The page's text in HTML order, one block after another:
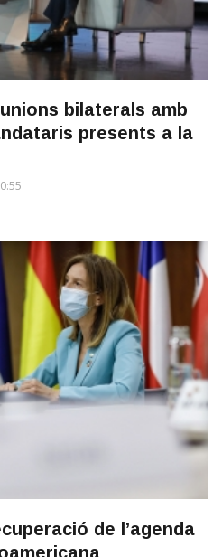
bilaterals amb
presents a la
de l’agenda